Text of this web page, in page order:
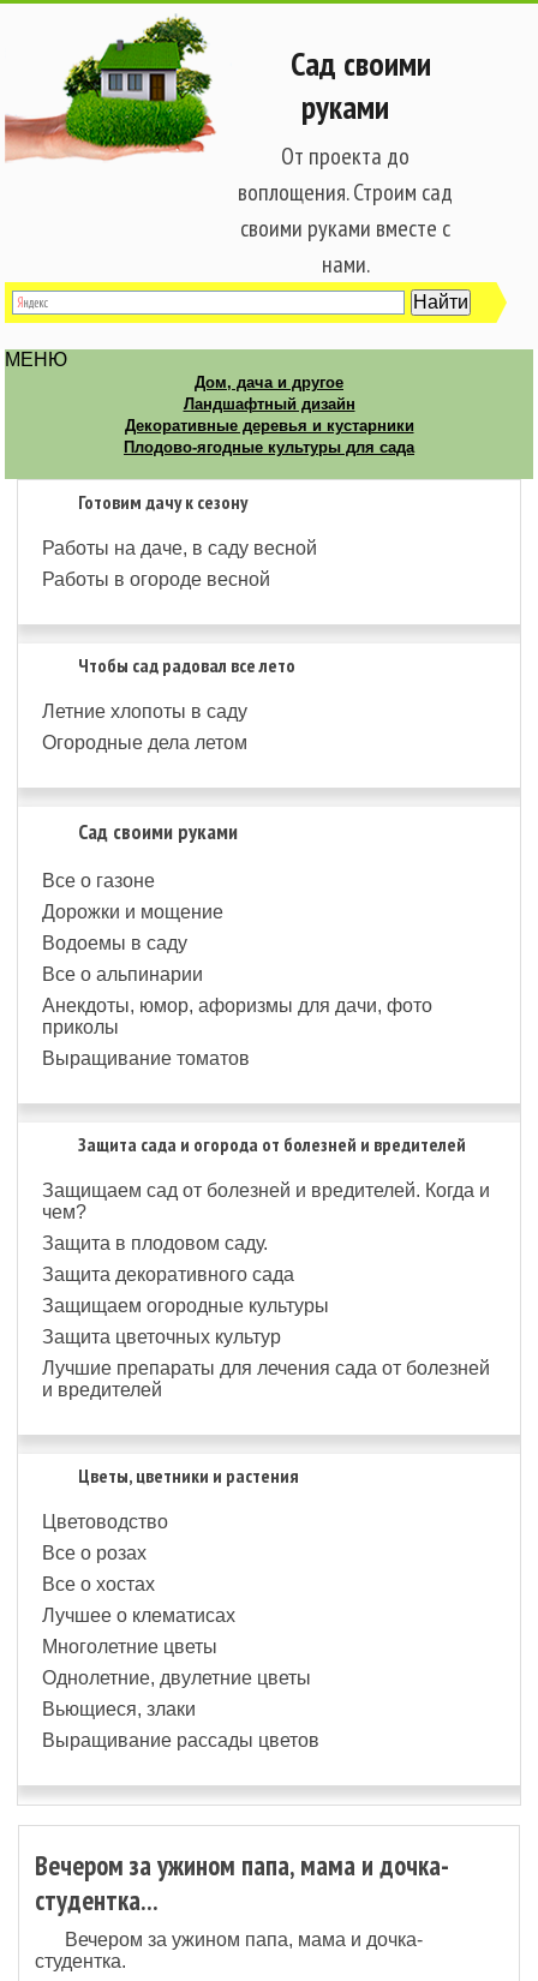
Сад своими
руками
От проекта до
воплощения. Строим сад
своими руками вместе с
нами.
МЕНЮ
Дом, дача и другое
Ландшафтный дизайн
Декоративные деревья и кустарники
Плодово-ягодные культуры для сада
Готовим дачу к сезону
Работы на даче, в саду весной
Работы в огороде весной
Чтобы сад радовал все лето
Летние хлопоты в саду
Огородные дела летом
Сад своими руками
Все о газоне
Дорожки и мощение
Водоемы в саду
Все о альпинарии
Анекдоты, юмор, афоризмы для дачи, фото
приколы
Выращивание томатов
Защита сада и огорода от болезней и вредителей
Защищаем сад от болезней и вредителей. Когда и
чем?
Защита в плодовом саду.
Защита декоративного сада
Защищаем огородные культуры
Защита цветочных культур
Лучшие препараты для лечения сада от болезней
и вредителей
Цветы, цветники и растения
Цветоводство
Все о розах
Все о хостах
Лучшее о клематисах
Многолетние цветы
Однолетние, двулетние цветы
Вьющиеся, злаки
Выращивание рассады цветов
Вечером за ужином папа, мама и дочка-
студентка...
Вечером за ужином папа, мама и дочка-
студентка.